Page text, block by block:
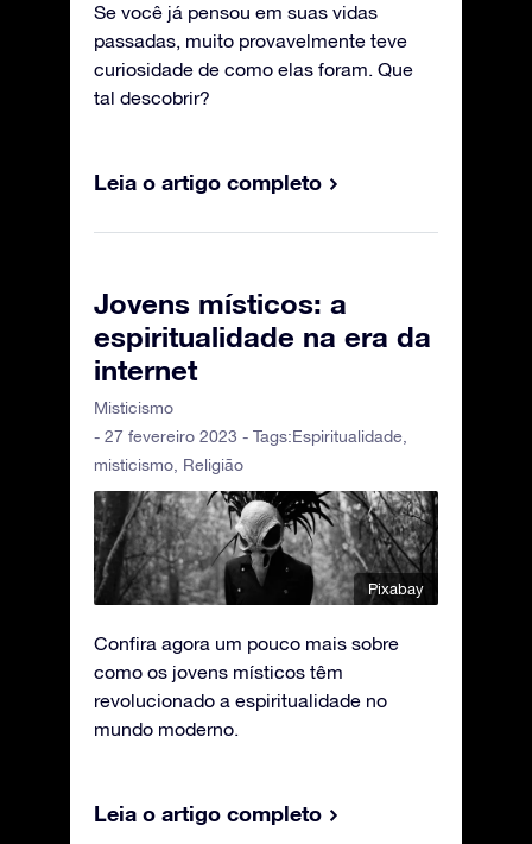
Se você já pensou em suas vidas
passadas, muito provavelmente teve
curiosidade de como elas foram. Que
tal descobrir?
Leia o artigo completo
Jovens místicos: a
espiritualidade na era da
internet
Misticismo
- 27 fevereiro 2023 - Tags:Espiritualidade,
misticismo, Religião
Pixabay
Confira agora um pouco mais sobre
como os jovens místicos têm
revolucionado a espiritualidade no
mundo moderno.
Leia o artigo completo